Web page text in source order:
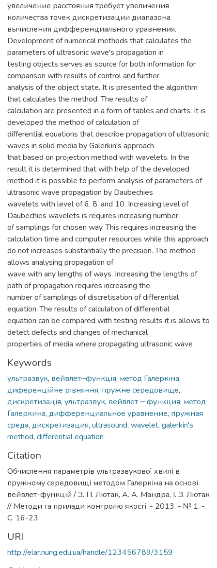
увеличение расстояния требует увеличения
количества точек дискретизации диапазона
вычисления дифференциального уравнения.
Development of numerical methods that calculates the
parameters of ultrasonic wave's propagation in
testing objects serves as source for both information for
comparison with results of control and further
analysis of the object state. It is presented the algorithm
that calculates the method. The results of
calculation are presented in a form of tables and charts. It is
developed the method of calculation of
differential equations that describe propagation of ultrasonic
waves in solid media by Galerkin's approach
that based on projection method with wavelets. In the
result it is determined that with help of the developed
method it is possible to perform analysis of parameters of
ultrasonic wave propagation by Daubechies
wavelets with level of 6, 8, and 10. Increasing level of
Daubechies wavelets is requires increasing number
of samplings for chosen way. This requires increasing the
calculation time and computer resources while this approach
do not increases substantially the precision. The method
allows analysing propagation of
wave with any lengths of ways. Increasing the lengths of
path of propagation requires increasing the
number of samplings of discretisation of differential
equation. The results of calculation of differential
equation can be compared with testing results it is allows to
detect defects and changes of mechanical
properties of media where propagating ultrasonic wave
Keywords
ультразвук, вейвлет‒функція, метод Галеркіна,
диференційне рівняння, пружне середовище,
дискретизація, ультразвук, вейвлет ‒ функция, метод
Галеркина, дифференциальное уравнение, пружная
среда, дискретизация, ultrasound, wavelet, galerkin's
method, differential equation
Citation
Обчислення параметрів ультразвукової хвилі в
пружному середовищі методом Галеркіна на основі
вейвлет-функцій / З. П. Лютак, А. А. Мандра, І. З. Лютак
// Методи та прилади контролю якості. - 2013. - № 1. -
С. 16-23.
URI
http://elar.nung.edu.ua/handle/123456789/3159